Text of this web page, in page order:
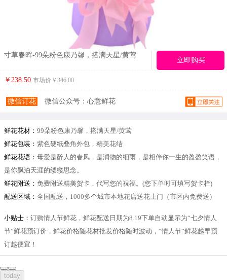
寸草春晖-99朵粉色康乃馨，搭满天星/黄莺
立即购买
￥238.50 市场价￥ 346.00
微信订花 微信公众号：心意鲜花
鲜花花材： 99朵粉色康乃馨，搭满天星/黄莺
鲜花包装： 紫色硬纸叠角外包，精美花结
鲜花花语： 母爱是醉人的春风，是润物的细雨，是相伴你一生的盈盈笑语，
是你飘泊天涯的缕缕思念。
鲜花附送： 免费附送精美贺卡，代写您的祝福。(您下单时可填写贺卡栏)
配送区域： 全国配送，1000多个城市本地花店送花上门（市区内免费送）
小贴士： 订购情人节鲜花，鲜花配送日期为8.19下单自动显示为“七夕情人
节”鲜花预订价，鲜花价格随花材批发价格随时波动，“情人节”鲜花越早预
订越便宜！
today